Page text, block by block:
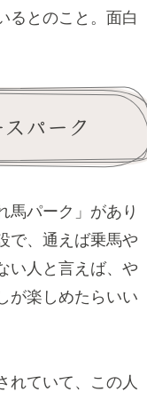
るとのこと。面白
パーク
馬パーク」があり
で、通えば乗馬や
い人と言えば、や
が楽しめたらいい
れていて、この人